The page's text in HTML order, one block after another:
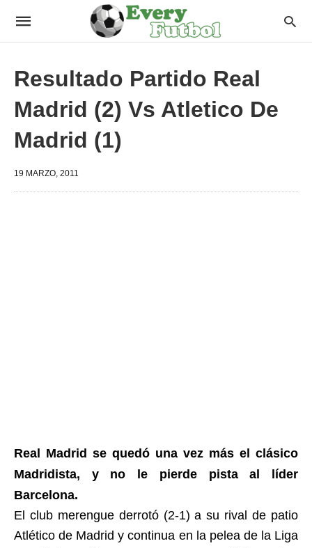
Resultado Partido Real
Madrid (2) Vs Atletico De
Madrid (1)
19 MARZO, 2011
Real Madrid se quedó una vez más el clásico
Madridista, y no le pierde pista al líder
Barcelona.
El club merengue derrotó (2-1) a su rival de patio
Atlético de Madrid y continua en la pelea de la Liga